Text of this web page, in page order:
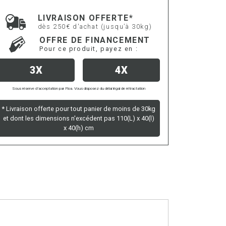
LIVRAISON OFFERTE*
dès 250€ d'achat (jusqu’à 30kg)
OFFRE DE FINANCEMENT
Pour ce produit, payez en :
3X 4X
Sous réserve d’acceptation par Floa. Vous disposez du délai légal de rétractation
* Livraison offerte pour tout panier de moins de 30kg
et dont les dimensions n'excédent pas 110(L) x 40(l)
x 40(h) cm